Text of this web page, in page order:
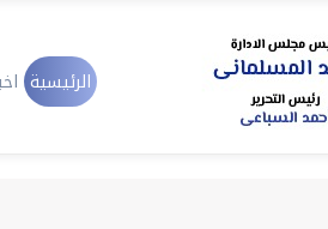
الرئيسية